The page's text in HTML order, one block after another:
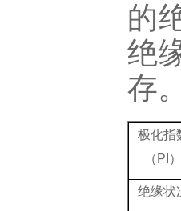
的
绝
存
极化指
（PI）
绝缘状